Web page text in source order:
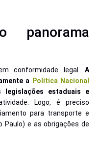
panorama
conformidade legal. A
a
Política Nacional
legislações estaduais e
Logo, é preciso
para transporte e
Paulo) e as obrigações de